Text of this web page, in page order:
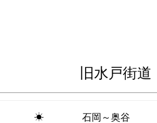
旧水戸街
火） ☀ 石岡～奥谷